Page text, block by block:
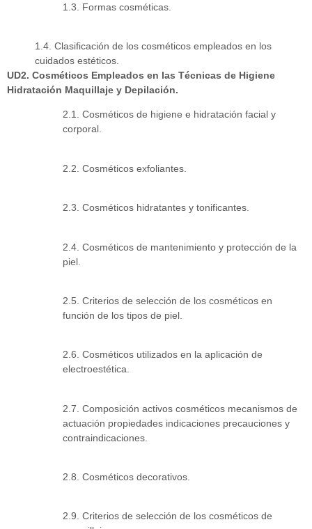
1.3. Formas cosméticas.
1.4. Clasificación de los cosméticos empleados en los
cuidados estéticos.
UD2. Cosméticos Empleados en las Técnicas de Higiene
Hidratación Maquillaje y Depilación.
2.1. Cosméticos de higiene e hidratación facial y
corporal.
2.2. Cosméticos exfoliantes.
2.3. Cosméticos hidratantes y tonificantes.
2.4. Cosméticos de mantenimiento y protección de la
piel.
2.5. Criterios de selección de los cosméticos en
función de los tipos de piel.
2.6. Cosméticos utilizados en la aplicación de
electroestética.
2.7. Composición activos cosméticos mecanismos de
actuación propiedades indicaciones precauciones y
contraindicaciones.
2.8. Cosméticos decorativos.
2.9. Criterios de selección de los cosméticos de